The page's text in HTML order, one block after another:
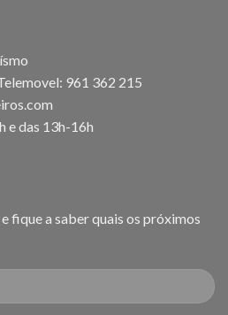
961 362 215
e das 13h-16h
fique a saber quais os próximos